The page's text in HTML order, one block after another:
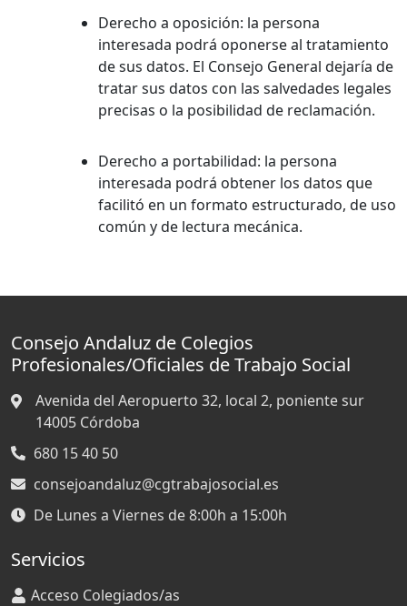
Derecho a oposición: la persona
interesada podrá oponerse al tratamiento
de sus datos. El Consejo General dejaría de
tratar sus datos con las salvedades legales
precisas o la posibilidad de reclamación.
Derecho a portabilidad: la persona
interesada podrá obtener los datos que
facilitó en un formato estructurado, de uso
común y de lectura mecánica.
Consejo Andaluz de Colegios
Profesionales/Oficiales de Trabajo Social
Avenida del Aeropuerto 32, local 2, poniente sur
14005 Córdoba
680 15 40 50
consejoandaluz@cgtrabajosocial.es
De Lunes a Viernes de 8:00h a 15:00h
Servicios
Acceso Colegiados/as